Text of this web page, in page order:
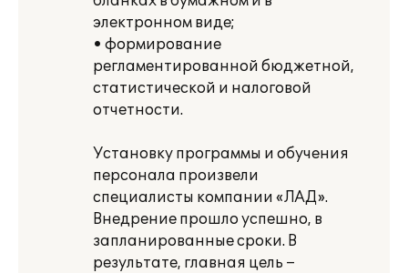
электронном виде;
• формирование
регламентированной бюджетной,
статистической и налоговой
отчетности.
Установку программы и обучения
персонала произвели
специалисты компании «ЛАД».
Внедрение прошло успешно, в
запланированные сроки. В
результате, главная цель –